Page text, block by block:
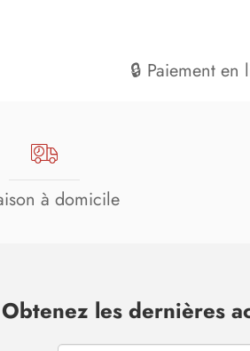
🔒 Paiement
à domicile
Obtenez les dernières